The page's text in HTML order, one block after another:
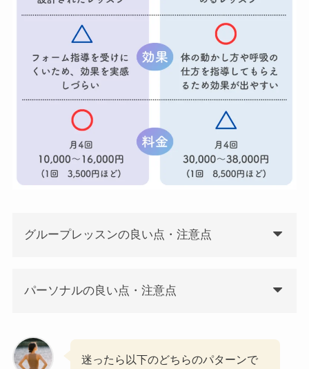
グループレッスンの良い点・注意点
パーソナルの良い点・注意点
迷ったら以下のどちらのパターンで